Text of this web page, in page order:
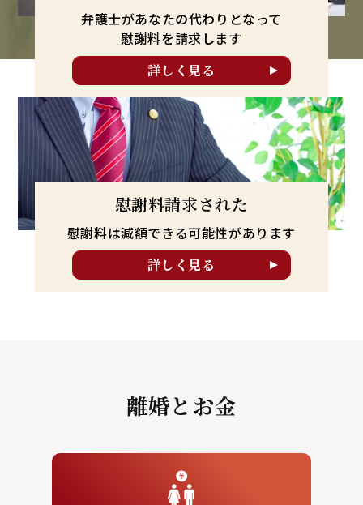
弁護士があなたの代わりとなって
慰謝料を請求します
詳しく見る
慰謝料請求された
慰謝料は減額できる可能性があります
詳しく見る
離婚とお金